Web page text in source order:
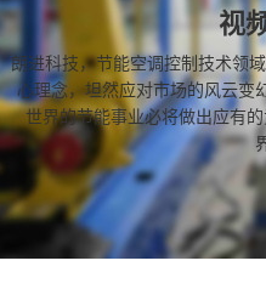
视
朗进科技，节能空调控制技术领
心理念，坦然应对市场的风云变
世界的节能事业必将做出应有